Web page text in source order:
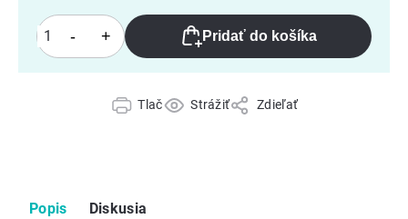
Pridať do košíka
Tlač Strážiť Zdieľať
Popis Diskusia